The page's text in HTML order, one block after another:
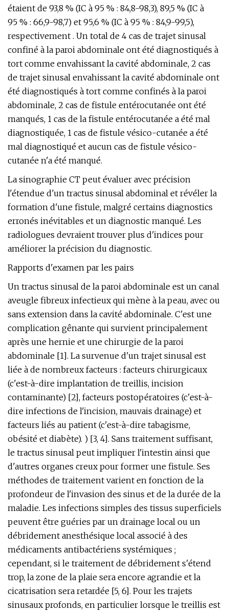
étaient de 93,8 % (IC à 95 % : 84,8-98,3), 89,5 % (IC à
95 % : 66,9-98,7) et 95,6 % (IC à 95 % : 84,9-99,5),
respectivement . Un total de 4 cas de trajet sinusal
confiné à la paroi abdominale ont été diagnostiqués à
tort comme envahissant la cavité abdominale, 2 cas
de trajet sinusal envahissant la cavité abdominale ont
été diagnostiqués à tort comme confinés à la paroi
abdominale, 2 cas de fistule entérocutanée ont été
manqués, 1 cas de la fistule entérocutanée a été mal
diagnostiquée, 1 cas de fistule vésico-cutanée a été
mal diagnostiqué et aucun cas de fistule vésico-
cutanée n'a été manqué.
La sinographie CT peut évaluer avec précision
l'étendue d'un tractus sinusal abdominal et révéler la
formation d'une fistule, malgré certains diagnostics
erronés inévitables et un diagnostic manqué. Les
radiologues devraient trouver plus d'indices pour
améliorer la précision du diagnostic.
Rapports d'examen par les pairs
Un tractus sinusal de la paroi abdominale est un canal
aveugle fibreux infectieux qui mène à la peau, avec ou
sans extension dans la cavité abdominale. C'est une
complication gênante qui survient principalement
après une hernie et une chirurgie de la paroi
abdominale [1]. La survenue d'un trajet sinusal est
liée à de nombreux facteurs : facteurs chirurgicaux
(c'est-à-dire implantation de treillis, incision
contaminante) [2], facteurs postopératoires (c'est-à-
dire infections de l'incision, mauvais drainage) et
facteurs liés au patient (c'est-à-dire tabagisme,
obésité et diabète). ) [3, 4]. Sans traitement suffisant,
le tractus sinusal peut impliquer l'intestin ainsi que
d'autres organes creux pour former une fistule. Ses
méthodes de traitement varient en fonction de la
profondeur de l'invasion des sinus et de la durée de la
maladie. Les infections simples des tissus superficiels
peuvent être guéries par un drainage local ou un
débridement anesthésique local associé à des
médicaments antibactériens systémiques ;
cependant, si le traitement de débridement s'étend
trop, la zone de la plaie sera encore agrandie et la
cicatrisation sera retardée [5, 6]. Pour les trajets
sinusaux profonds, en particulier lorsque le treillis est